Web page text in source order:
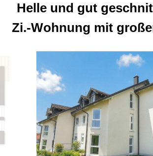
Helle und gut
Zi.-Wohnung mit